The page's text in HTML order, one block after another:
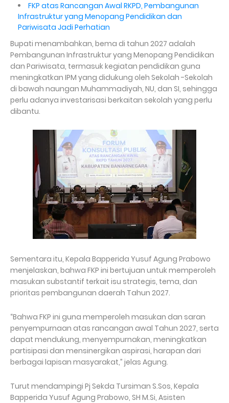
FKP atas Rancangan Awal RKPD, Pembangunan
Infrastruktur yang Menopang Pendidikan dan
Pariwisata Jadi Perhatian
Bupati menambahkan, bema di tahun 2027 adalah
Pembangunan Infrastruktur yang Menopang Pendidikan
dan Pariwisata, termasuk kegiatan pendidikan guna
meningkatkan IPM yang didukung oleh Sekolah -Sekolah
di bawah naungan Muhammadiyah, NU, dan SI, sehingga
perlu adanya investarisasi berkaitan sekolah yang perlu
dibantu.
Sementara itu, Kepala Bapperida Yusuf Agung Prabowo
menjelaskan, bahwa FKP ini bertujuan untuk memperoleh
masukan substantif terkait isu strategis, tema, dan
prioritas pembangunan daerah Tahun 2027.
“Bahwa FKP ini guna memperoleh masukan dan saran
penyempurnaan atas rancangan awal Tahun 2027, serta
dapat mendukung, menyempurnakan, meningkatkan
partisipasi dan mensinergikan aspirasi, harapan dari
berbagai lapisan masyarakat,” jelas Agung.
Turut mendampingi Pj Sekda Tursiman S.Sos, Kepala
Bapperida Yusuf Agung Prabowo, SH M.Si, Asisten